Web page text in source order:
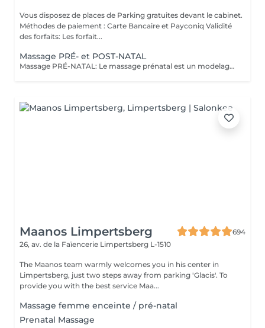
Vous disposez de places de Parking gratuites devant le cabinet.
Méthodes de paiement : Carte Bancaire et Payconiq Validité
des forfaits: Les forfait...
Massage PRÉ- et POST-NATAL
Massage PRÉ-NATAL: Le massage prénatal est un modelage thérapeutique spécialement conçu pour accompagner les femmes enceintes à travers leur grossesse et les bouleversements que celle-ci occasionne sur leur corps et leur psyché : pendant neuf mois, le corps subit, en effet, des changements extrêmement éprouvants que le massage prénatal peut atténuer. Relaxant et réconfortant, le massage prénatal permet à la fois de soulager le mental, la fatigue, mais aussi le physique grâce à des techniques douces de modelage qui vont venir stimuler les muscles et les articulations, améliorer la posture ou encore favoriser la circulation sanguine et lymphatique, très impactées lors de la grossesse. Le massage prénatal se pratique à partir du 4ème mois de grossesse. Massage POST-NATAL: Le massage post-natal est une pratique qui existe depuis des millénaires ayant pour but de soutenir et réconforter les nouvelles mamans dans leur période post-accouchement. Il s'agit d'un type de massage spécialement conçu pour répondre aux besoins émotionnels et physiques des femmes après la naissance du nouveau-né. Le massage offre de nombreux bienfaits, tant sur le plan psychologique que physique, ce qui constitue une source solide au rétablissement et à la relaxation de la mère.
Maanos Limpertsberg
694
26, av. de la Faïencerie Limpertsberg L-1510
The Maanos team warmly welcomes you in his center in
Limpertsberg, just two steps away from parking 'Glacis'. To
provide you with the best service Maa...
Massage femme enceinte / pré-natal
Prenatal Massage